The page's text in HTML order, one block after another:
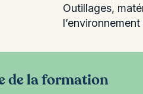
Outillages,
de la formation